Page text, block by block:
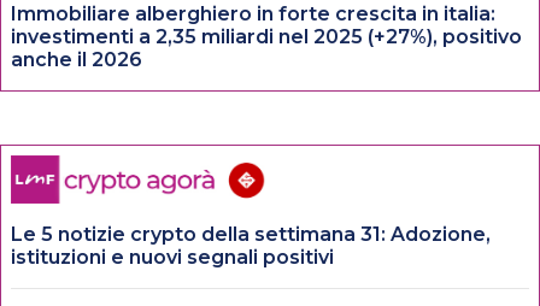
Immobiliare alberghiero in forte crescita in italia:
investimenti a 2,35 miliardi nel 2025 (+27%), positivo
anche il 2026
Le 5 notizie crypto della settimana 31: Adozione,
istituzioni e nuovi segnali positivi